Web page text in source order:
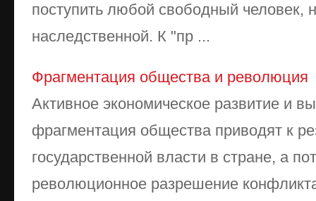
поступить любой свободный человек,
наследственной. К "пр ...
Фрагментация общества и революция
Активное экономическое развитие и
фрагментация общества приводят к
государственной власти в стране, а
революционное разрешение